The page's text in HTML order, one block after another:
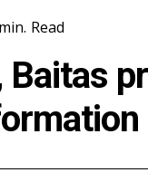
min. Read